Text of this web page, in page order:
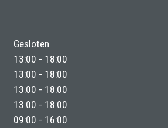
Gesloten
13:00 - 18:00
13:00 - 18:00
13:00 - 18:00
13:00 - 18:00
09:00 - 16:00